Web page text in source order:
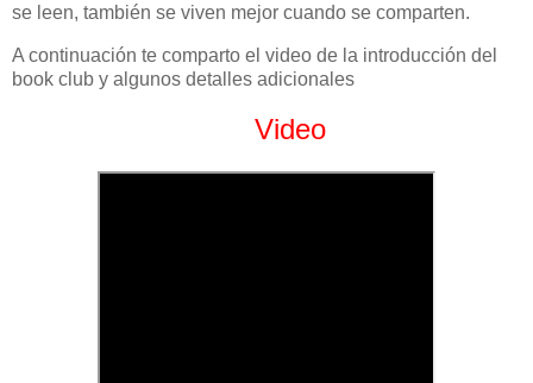
se leen, también se viven mejor cuando se comparten.
A continuación te comparto el video de la introducción del
book club y algunos detalles adicionales
Video